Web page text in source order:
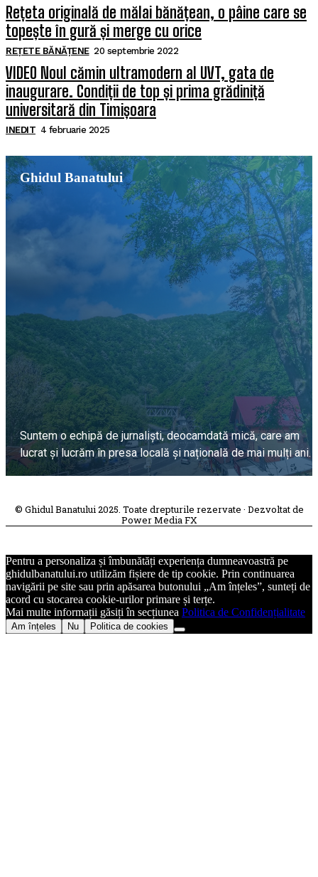
Rețeta originală de mălai bănățean, o pâine care se
topește în gură și merge cu orice
REȚETE BĂNĂȚENE 20 septembrie 2022
VIDEO Noul cămin ultramodern al UVT, gata de
inaugurare. Condiții de top și prima grădiniță
universitară din Timișoara
INEDIT 4 februarie 2025
Ghidul Banatului
Suntem o echipă de jurnaliști, deocamdată mică, care am
lucrat și lucrăm în presa locală și națională de mai mulți ani.
© Ghidul Banatului 2025. Toate drepturile rezervate · Dezvoltat de
Power Media FX
Pentru a personaliza și îmbunătăți experiența dumneavoastră pe
ghidulbanatului.ro utilizăm fișiere de tip cookie. Prin continuarea
navigării pe site sau prin apăsarea butonului „Am înțeles”, sunteți de
acord cu stocarea cookie-urilor primare și terțe.
Mai multe informații găsiți în secțiunea Politica de Confidențialitate
Am înțeles Nu Politica de cookies